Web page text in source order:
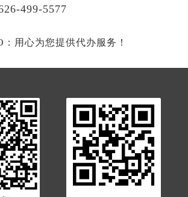
499-5577
：用心为您提供代办服务！